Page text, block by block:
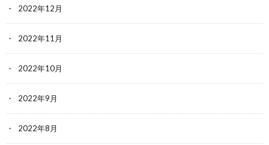
2022年12月
2022年11月
2022年10月
2022年9月
2022年8月